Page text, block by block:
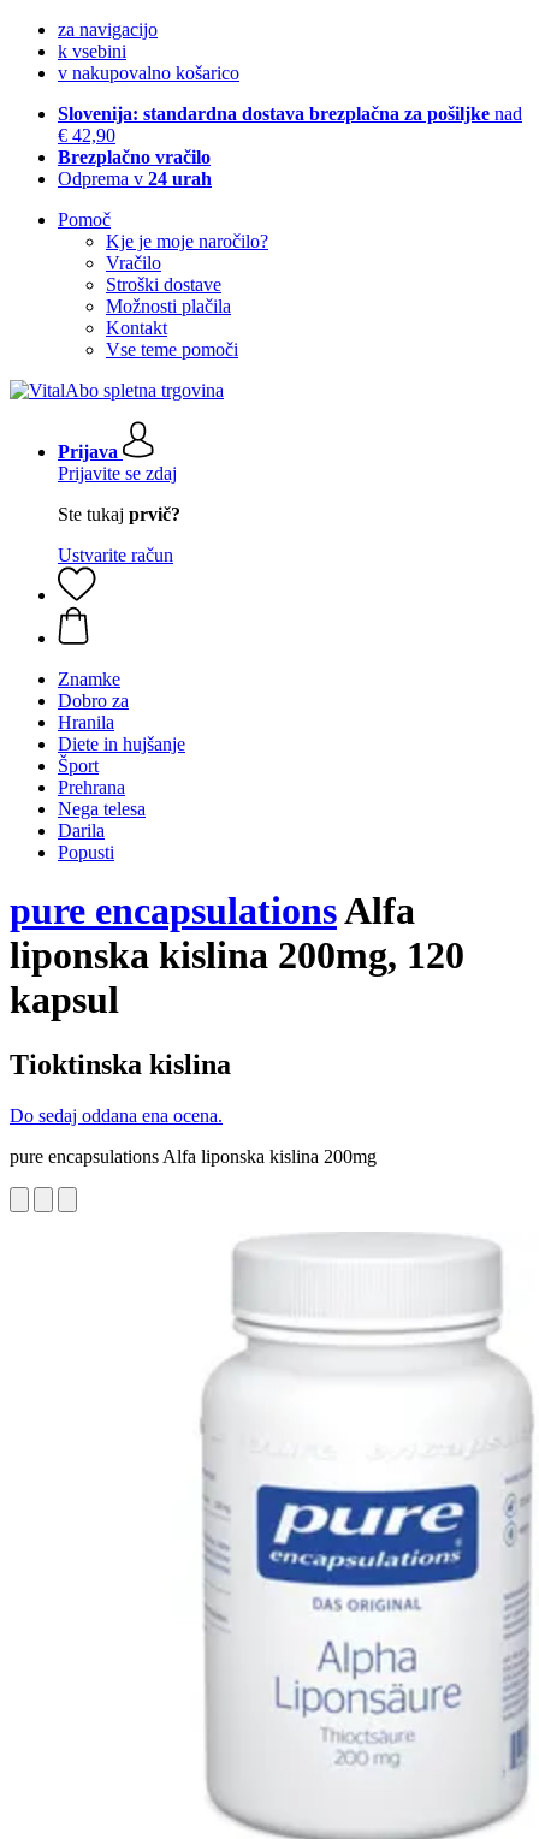
za navigacijo
k vsebini
v nakupovalno košarico
Slovenija: standardna dostava brezplačna za pošiljke nad
€ 42,90
Brezplačno vračilo
Odprema v 24 urah
Pomoč
Kje je moje naročilo?
Vračilo
Stroški dostave
Možnosti plačila
Kontakt
Vse teme pomoči
Prijava
Prijavite se zdaj
Ste tukaj prvič?
Ustvarite račun
Znamke
Dobro za
Hranila
Diete in hujšanje
Šport
Prehrana
Nega telesa
Darila
Popusti
pure encapsulationsAlfa
liponska kislina 200mg, 120
kapsul
Tioktinska kislina
Do sedaj oddana ena ocena.
pure encapsulations Alfa liponska kislina 200mg